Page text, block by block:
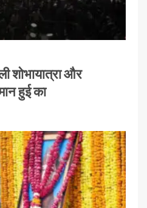
शोभायात्रा और
हुई का